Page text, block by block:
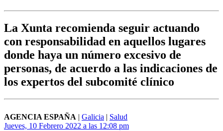
La Xunta recomienda seguir actuando
con responsabilidad en aquellos lugares
donde haya un número excesivo de
personas, de acuerdo a las indicaciones de
los expertos del subcomité clínico
AGENCIA ESPAÑA | Galicia | Salud
Jueves, 10 Febrero 2022 a las 12:08 pm